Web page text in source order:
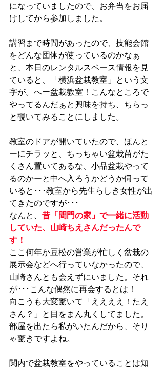
になっていましたので、お弁当をお届
けしてから参加しました。
講習まで時間があったので、技能会館
をどんな団体が使っているのかなぁ
と、本日のレンタルスペース情報を見
ていると、「横浜盆栽教室」という文
字が。へー盆栽教室！こんなところで
やってるんだぁと興味を持ち、ちらっ
と覗いてみることにしました。
教室のドアが開いていたので、ほんと
ーにチラッと、ちっちゃい盆栽苗がた
くさん置いてあるな、小品盆栽やって
るのかーと中へ入ろうかどうか伺って
いると･･･教室から先生らしき女性が出
てきたのですが･･･
なんと、 昔「間門の家」で一緒に活動
していた、山崎ちえさんだったんで
す！
ここ何年か豆松の営業が忙しく盆栽の
展示会などへ行っていなかったので、
山崎さんとも会えずにいました。それ
が･･･こんな偶然に再会するとは！
向こうも大変驚いて「ええええ！たえ
さん？」と目をまん丸くしてました。
部屋を出たら私がいたんだから、そり
ゃ驚きですよね。
関内で盆栽教室をやっていることは知